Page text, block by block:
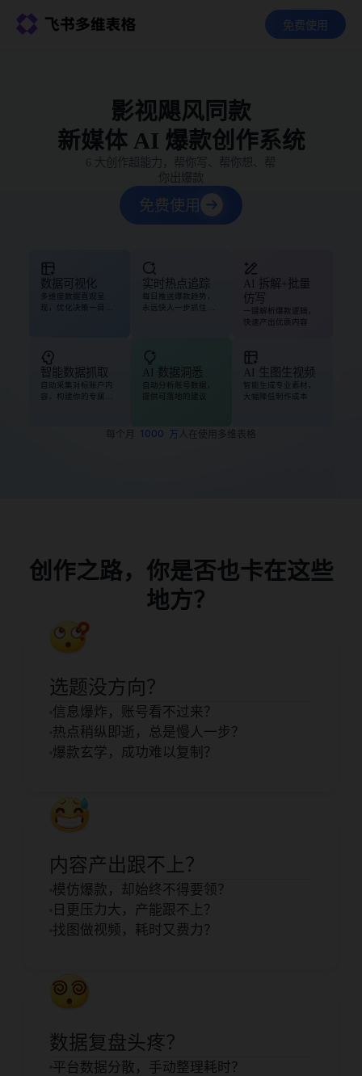
免费使用
影视飓风同款
新媒体 AI 爆款创作系统
免费使用
数据可视化
多维度数据直观呈
现，优化决策一目了
实时热点追踪
每日推送爆款趋势，
永远快人一步抓住流
AI 拆解+批量
仿写
一键解析爆款逻辑，
快速产出优质内容
智能数据抓取
自动采集对标账户内
容，构建你的专属灵
AI 数据洞悉
自动分析账号数据，
提供可落地的建议
AI 生图生视频
智能生成专业素材，
大幅降低制作成本
每个月 1000 万 人在使用多维表格
创作之路，你是否也卡在这些
地方？
选题没方向？
信息爆炸，账号看不过来？
热点稍纵即逝，总是慢人一步？
爆款玄学，成功难以复制？
内容产出跟不上？
模仿爆款，却始终不得要领？
日更压力大，产能跟不上？
找图做视频，耗时又费力？
数据复盘头疼？
平台数据分散，手动整理耗时？